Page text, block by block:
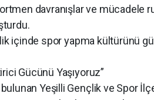
davranışlar ve mücadele
içinde spor yapma kültürünü
Gücünü Yaşıyoruz”
bulunan Yeşilli Gençlik ve Spor